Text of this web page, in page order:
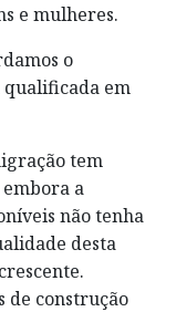
e mulheres.
o
em
tem
a
não tenha
desta
de construção